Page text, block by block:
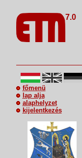
7.0
főmenü
lap alja
alaphelyzet
kijelentkezés